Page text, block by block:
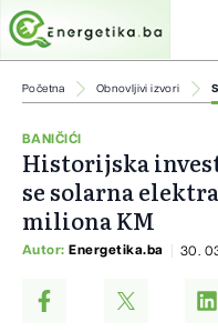
Početna Obnovljivi izvori
BANIČIĆI
Historijska
se solarna
miliona KM
Autor: Energetika.ba 30.